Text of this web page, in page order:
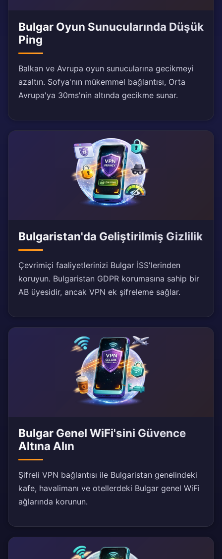
Bulgar Oyun Sunucularında Düşük
Ping
Balkan ve Avrupa oyun sunucularına gecikmeyi
azaltın. Sofya'nın mükemmel bağlantısı, Orta
Avrupa'ya 30ms'nin altında gecikme sunar.
Bulgaristan'da Geliştirilmiş Gizlilik
Çevrimiçi faaliyetlerinizi Bulgar İSS'lerinden
koruyun. Bulgaristan GDPR korumasına sahip bir
AB üyesidir, ancak VPN ek şifreleme sağlar.
Bulgar Genel WiFi'sini Güvence
Altına Alın
Şifreli VPN bağlantısı ile Bulgaristan genelindeki
kafe, havalimanı ve otellerdeki Bulgar genel WiFi
ağlarında korunun.